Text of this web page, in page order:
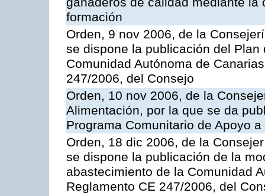
formación
Orden, 9 nov 2006, de la
se dispone la publicación del
Comunidad Autónoma de
247/2006, del Consejo
Orden, 10 nov 2006, de la
Alimentación, por la que se da
Programa Comunitario de Apoyo
Orden, 18 dic 2006, de la
se dispone la publicación de la
abastecimiento de la Comunidad
Reglamento CE 247/2006, del